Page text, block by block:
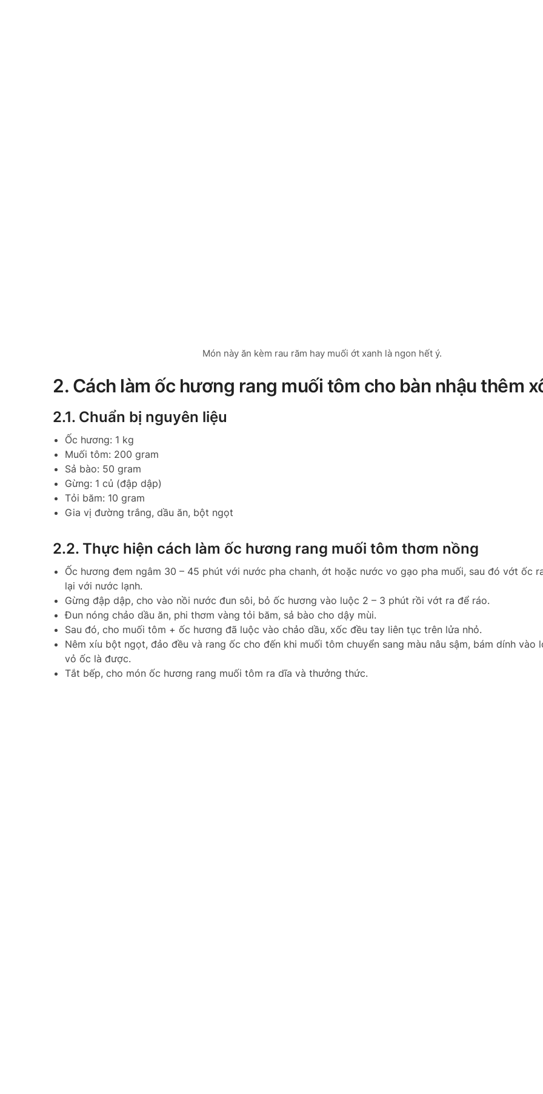
Món này ăn kèm rau răm hay muối ớt xanh là ngon hết ý.
2. Cách làm ốc hương rang muối tôm cho bàn nhậu thêm
2.1. Chuẩn bị nguyên liệu
Ốc hương: 1 kg
Muối tôm: 200 gram
Sả bào: 50 gram
Gừng: 1 củ (đập dập)
Tỏi băm: 10 gram
Gia vị đường trắng, dầu ăn, bột ngọt
2.2. Thực hiện cách làm ốc hương rang muối tôm thơm nồng
Ốc hương đem ngâm 30 – 45 phút với nước pha chanh, ớt hoặc nước vo gạo pha muối, sau đó vớt ốc
lại với nước lạnh.
Gừng đập dập, cho vào nồi nước đun sôi, bỏ ốc hương vào luộc 2 – 3 phút rồi vớt ra để ráo.
Đun nóng chảo dầu ăn, phi thơm vàng tỏi băm, sả bào cho dậy mùi.
Sau đó, cho muối tôm + ốc hương đã luộc vào chảo dầu, xốc đều tay liên tục trên lửa nhỏ.
Nêm xíu bột ngọt, đảo đều và rang ốc cho đến khi muối tôm chuyển sang màu nâu sậm, bám dính vào
vỏ ốc là được.
Tắt bếp, cho món ốc hương rang muối tôm ra dĩa và thưởng thức.